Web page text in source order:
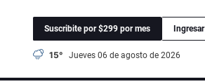
Suscribite por $299 por mes Ingresar
15° jueves 06 de agosto de 2026